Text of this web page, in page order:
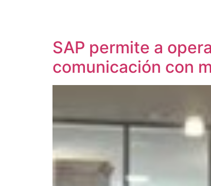
SAP permite a
comunicación con